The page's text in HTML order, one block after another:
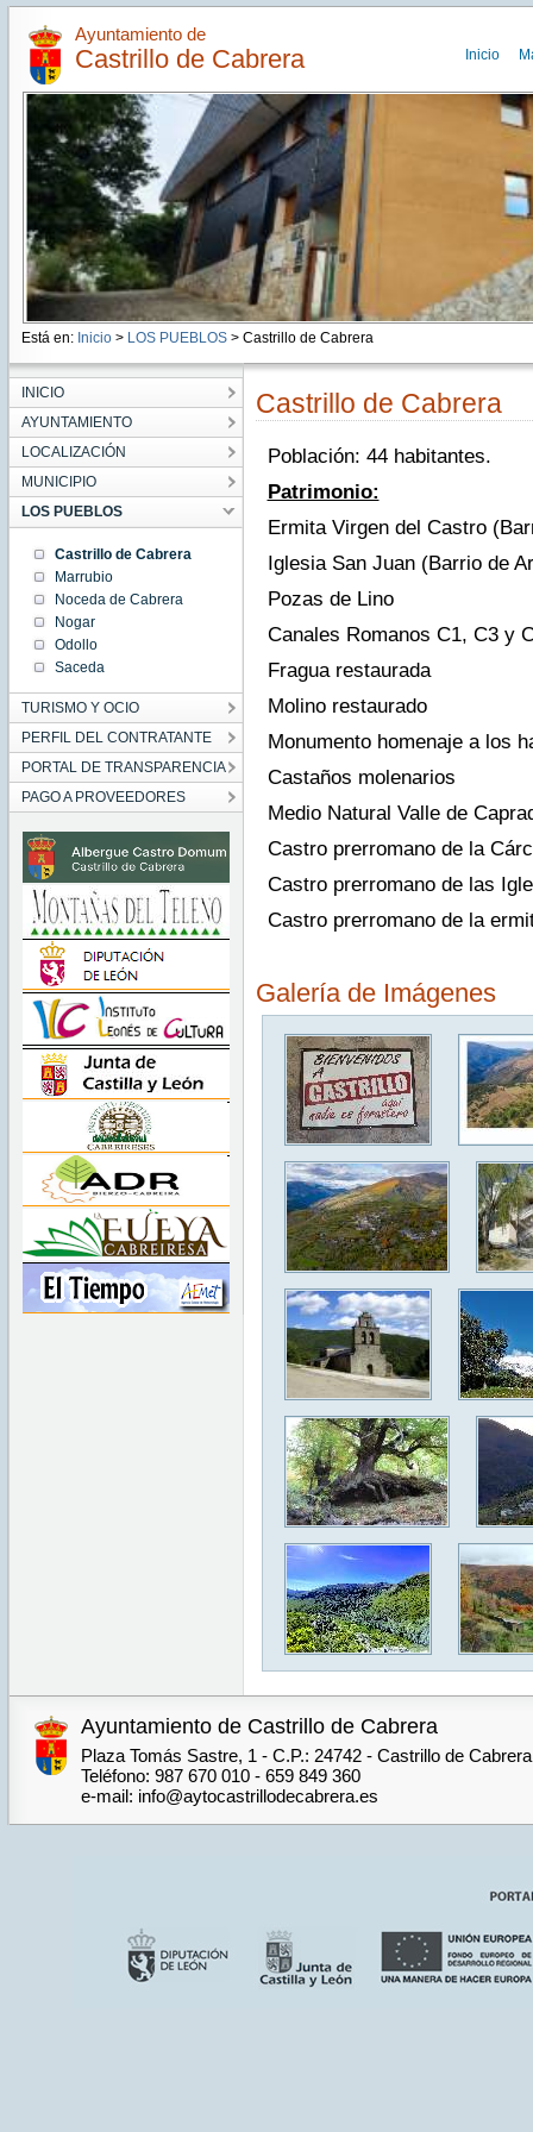
Ayuntamiento de
Castrillo de Cabrera Inicio
Está en: Inicio > LOS PUEBLOS> Castrillo de Cabrera
INICIO
AYUNTAMIENTO
LOCALIZACIÓN
MUNICIPIO
LOS PUEBLOS
Castrillo de Cabrera
Marrubio
Noceda de Cabrera
Nogar
Odollo
Saceda
TURISMO Y OCIO
PERFIL DEL CONTRATANTE
PORTAL DE TRANSPARENCIA
PAGO A PROVEEDORES
Castrillo de Cabrera
Población: 44 habitantes.
Patrimonio:
Ermita Virgen del Castro
Iglesia San Juan (Barrio de
Pozas de Lino
Canales Romanos C1, C3 y
Fragua restaurada
Molino restaurado
Monumento homenaje a los
Castaños molenarios
Medio Natural Valle de
Castro prerromano de la
Castro prerromano de las
Castro prerromano de la
Galería de Imágenes
Ayuntamiento de Castrillo de Cabrera
Plaza Tomás Sastre, 1 - C.P.: 24742 - Castrillo de
Teléfono: 987 670 010 - 659 849 360
e-mail: info@aytocastrillodecabrera.es